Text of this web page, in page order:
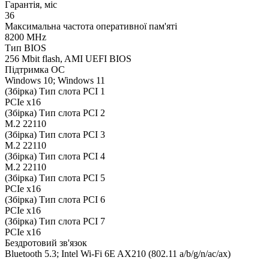
Гарантія, міс
36
Максимальна частота оперативної пам'яті
8200 MHz
Тип BIOS
256 Mbit flash, AMI UEFI BIOS
Підтримка ОС
Windows 10; Windows 11
(Збірка) Тип слота PCI 1
PCIe x16
(Збірка) Тип слота PCI 2
M.2 22110
(Збірка) Тип слота PCI 3
M.2 22110
(Збірка) Тип слота PCI 4
M.2 22110
(Збірка) Тип слота PCI 5
PCIe x16
(Збірка) Тип слота PCI 6
PCIe x16
(Збірка) Тип слота PCI 7
PCIe x16
Бездротовий зв'язок
Bluetooth 5.3; Intel Wi-Fi 6E AX210 (802.11 a/b/g/n/ac/ax)